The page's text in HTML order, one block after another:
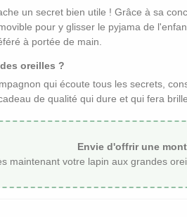
un secret bien utile ! Grâce à sa
pour y glisser le pyjama de
à portée de main.
oreilles ?
qui écoute tous les secrets,
de qualité qui dure et qui fera
Envie d'offrir une
maintenant votre lapin aux grandes